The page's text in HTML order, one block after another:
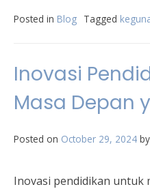
Posted in Blog Tagged
Inovasi
Masa Depan
Posted on October 29, 2024 by
Inovasi pendidikan untuk